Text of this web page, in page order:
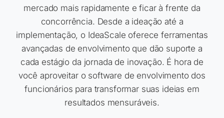
mercado mais rapidamente e ficar à frente da
concorrência. Desde a ideação até a
implementação, o IdeaScale oferece ferramentas
avançadas de envolvimento que dão suporte a
cada estágio da jornada de inovação. É hora de
você aproveitar o software de envolvimento dos
funcionários para transformar suas ideias em
resultados mensuráveis.